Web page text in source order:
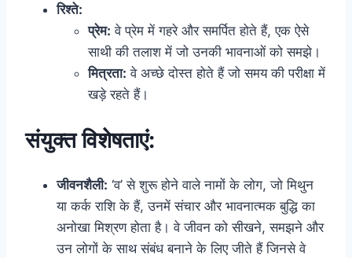
रिश्ते:
प्रेम: वे प्रेम में गहरे और समर्पित होते हैं, एक ऐसे
साथी की तलाश में जो उनकी भावनाओं को समझे।
मित्रता: वे अच्छे दोस्त होते हैं जो समय की परीक्षा में
खड़े रहते हैं।
संयुक्त विशेषताएं:
जीवनशैली: ‘व’ से शुरू होने वाले नामों के लोग, जो मिथुन
या कर्क राशि के हैं, उनमें संचार और भावनात्मक बुद्धि का
अनोखा मिश्रण होता है। वे जीवन को सीखने, समझने और
उन लोगों के साथ संबंध बनाने के लिए जीते हैं जिनसे वे